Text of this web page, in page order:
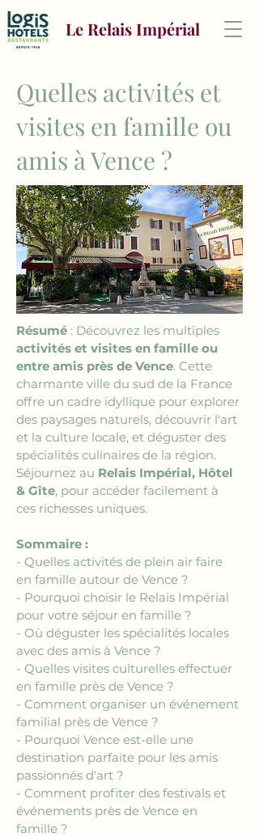
Le Relais Impérial
Quelles activités et
visites en famille ou
amis à Vence ?
Résumé : Découvrez les multiples
activités et visites en famille ou
entre amis près de Vence. Cette
charmante ville du sud de la France
offre un cadre idyllique pour explorer
des paysages naturels, découvrir l'art
et la culture locale, et déguster des
spécialités culinaires de la région.
Séjournez au Relais Impérial, Hôtel
& Gîte, pour accéder facilement à
ces richesses uniques.
Sommaire :
- Quelles activités de plein air faire
en famille autour de Vence ?
- Pourquoi choisir le Relais Impérial
pour votre séjour en famille ?
- Où déguster les spécialités locales
avec des amis à Vence ?
- Quelles visites culturelles effectuer
en famille près de Vence ?
- Comment organiser un événement
familial près de Vence ?
- Pourquoi Vence est-elle une
destination parfaite pour les amis
passionnés d'art ?
- Comment profiter des festivals et
événements près de Vence en
famille ?